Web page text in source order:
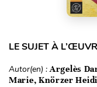
LE SUJET À
Autor(en) :Argelès
Marie, Knörzer